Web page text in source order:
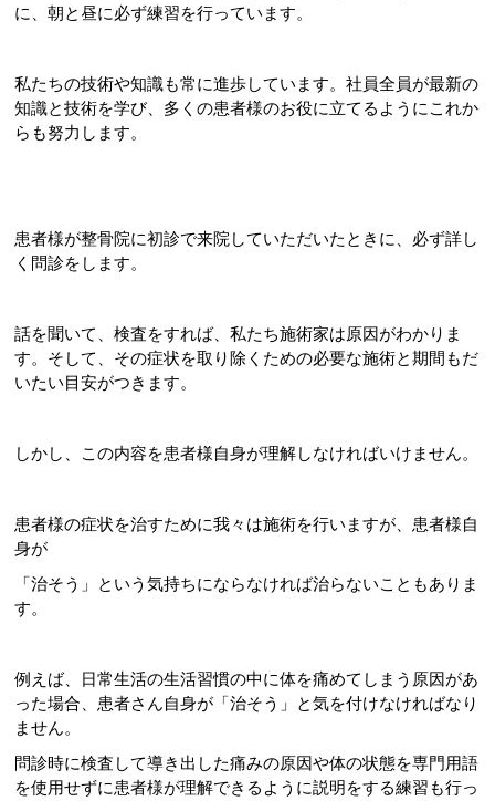
に、朝と昼に必ず練習を行っています。
私たちの技術や知識も常に進歩しています。社員全員が最新の
知識と技術を学び、多くの患者様のお役に立てるようにこれか
らも努力します。
患者様が整骨院に初診で来院していただいたときに、必ず詳し
く問診をします。
話を聞いて、検査をすれば、私たち施術家は原因がわかりま
す。そして、その症状を取り除くための必要な施術と期間もだ
いたい目安がつきます。
しかし、この内容を患者様自身が理解しなければいけません。
患者様の症状を治すために我々は施術を行いますが、患者様自
身が
「治そう」という気持ちにならなければ治らないこともありま
す。
例えば、日常生活の生活習慣の中に体を痛めてしまう原因があ
った場合、患者さん自身が「治そう」と気を付けなければなり
ません。
問診時に検査して導き出した痛みの原因や体の状態を専門用語
を使用せずに患者様が理解できるように説明をする練習も行っ